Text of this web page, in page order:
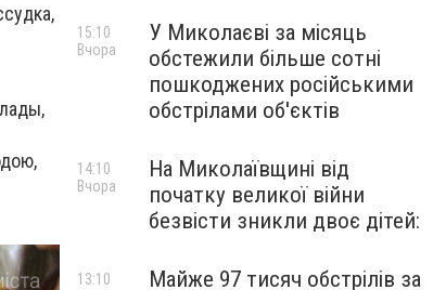
У Миколаєві за місяць
обстежили більше сотні
пошкоджених російськими
обстрілами об'єктів
15:10
Вчора
На Миколаївщині від
початку великої війни
безвісти зникли двоє дітей:
14:10
Вчора
Майже 97 тисяч обстрілів за
13:10